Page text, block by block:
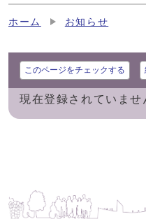
ホーム お知らせ
このページをチェックする
現在登録されていませ